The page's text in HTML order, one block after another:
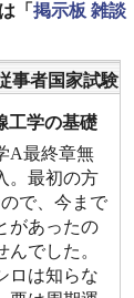
「 掲示板 雑談
事者国家試験
工学の基礎
A最終章無
。最初の方
で、今まで
があったの
でした。
ロは知らな